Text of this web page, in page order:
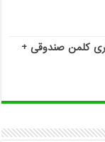
پلاستیکی 40 لیتری کلمن صندوقی +